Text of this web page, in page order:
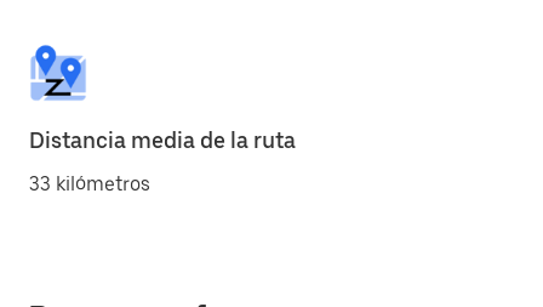
Distancia media de la ruta
33 kilómetros